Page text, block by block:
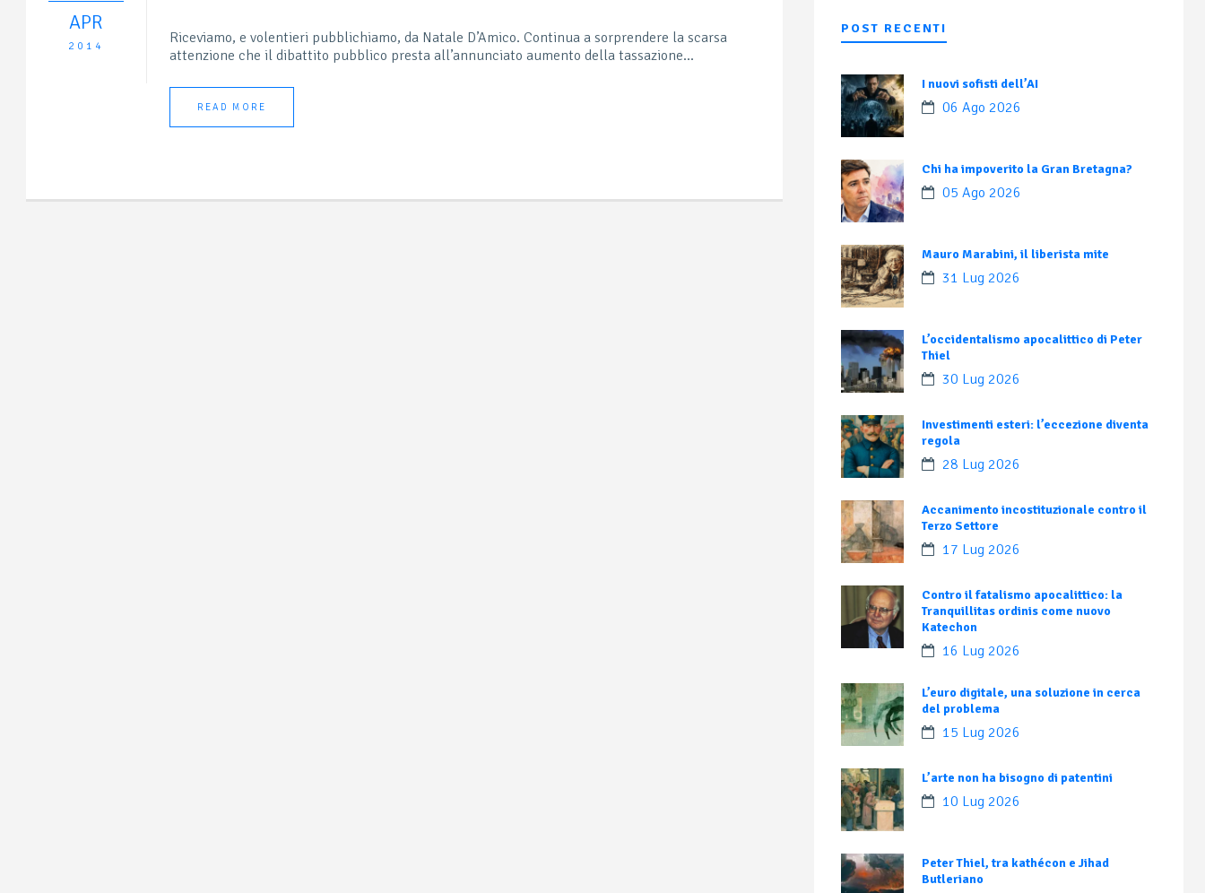
APR
2014
Riceviamo, e volentieri pubblichiamo, da Natale D’Amico. Continua a sorprendere la scarsa
attenzione che il dibattito pubblico presta all’annunciato aumento della tassazione...
READ MORE
POST RECENTI
I nuovi sofisti dell’AI
06 Ago 2026
Chi ha impoverito la Gran Bretagna?
05 Ago 2026
Mauro Marabini, il liberista mite
31 Lug 2026
L’occidentalismo apocalittico di Peter
Thiel
30 Lug 2026
Investimenti esteri: l’eccezione diventa
regola
28 Lug 2026
Accanimento incostituzionale contro il
Terzo Settore
17 Lug 2026
Contro il fatalismo apocalittico: la
Tranquillitas ordinis come nuovo
Katechon
16 Lug 2026
L’euro digitale, una soluzione in cerca
del problema
15 Lug 2026
L’arte non ha bisogno di patentini
10 Lug 2026
Peter Thiel, tra kathécon e Jihad
Butleriano